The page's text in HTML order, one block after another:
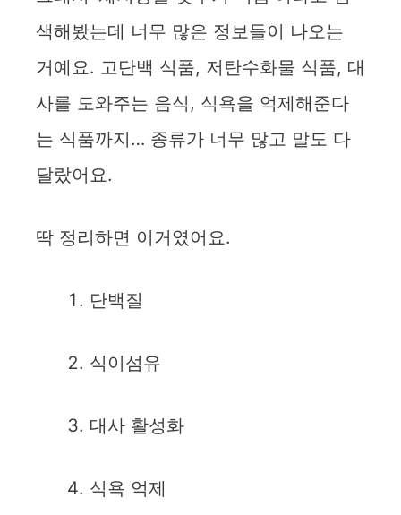
색해봤는데 너무 많은 정보들이 나오는
거예요. 고단백 식품, 저탄수화물 식품, 대
사를 도와주는 음식, 식욕을 억제해준다
는 식품까지… 종류가 너무 많고 말도 다
달랐어요.
딱 정리하면 이거였어요.
단백질
식이섬유
대사 활성화
식욕 억제